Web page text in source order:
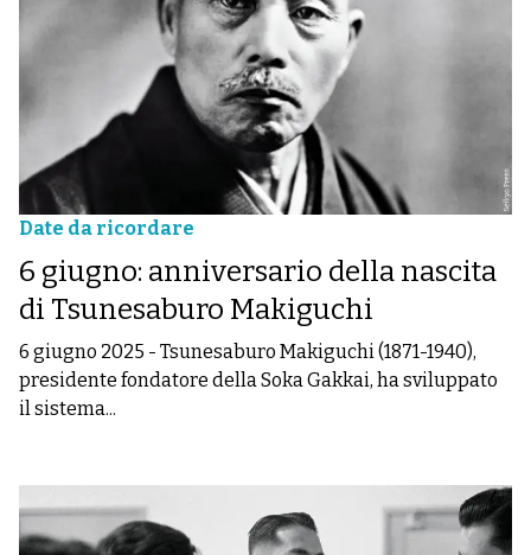
Date da ricordare
6 giugno: anniversario della nascita
di Tsunesaburo Makiguchi
6 giugno 2025 - Tsunesaburo Makiguchi (1871-1940),
presidente fondatore della Soka Gakkai, ha sviluppato
il sistema...